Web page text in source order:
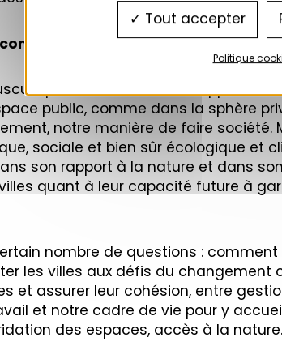
le vivre-ensemble ? C’est
profondément notre rapport au
public, comme dans la sphère
notre manière de faire société.
sociale et bien sûr écologique et
son rapport à la nature et dans
quant à leur capacité future à
nombre de questions :
les villes aux défis du
et assurer leur cohésion, entre
et notre cadre de vie pour y
des espaces, accès à la
Tout accepter
Politique